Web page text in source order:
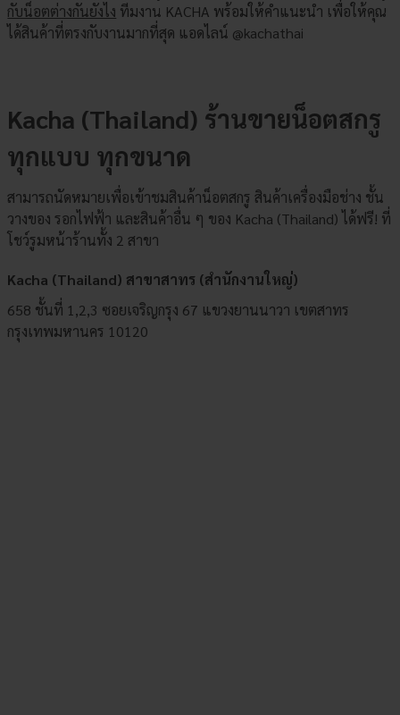
กับน็อตต่างกันยังไง ทีมงาน KACHA พร้อมให้คำแนะนำ เพื่อให้คุณ
ได้สินค้าที่ตรงกับงานมากที่สุด แอดไลน์ @kachathai
Kacha (Thailand) ร้านขายน็อตสกรู
ทุกแบบ ทุกขนาด
สามารถนัดหมายเพื่อเข้าชมสินค้าน็อตสกรู สินค้าเครื่องมือช่าง ชั้น
วางของ รอกไฟฟ้า และสินค้าอื่น ๆ ของ Kacha (Thailand) ได้ฟรี! ที่
โชว์รูมหน้าร้านทั้ง 2 สาขา
Kacha (Thailand) สาขาสาทร (สำนักงานใหญ่)
658 ชั้นที่ 1,2,3 ซอยเจริญกรุง 67 แขวงยานนาวา เขตสาทร
กรุงเทพมหานคร 10120